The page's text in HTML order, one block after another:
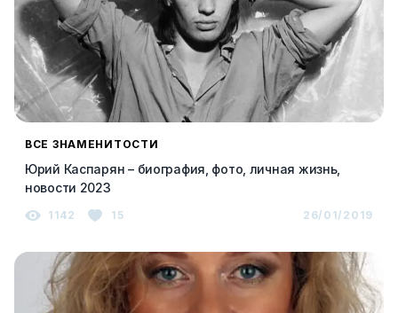
ВСЕ ЗНАМЕНИТОСТИ
Юрий Каспарян – биография, фото, личная жизнь,
новости 2023
1142 15 26/01/2019